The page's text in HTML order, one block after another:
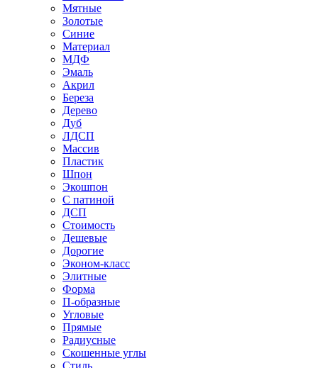
Мятные
Золотые
Синие
Материал
МДФ
Эмаль
Акрил
Береза
Дерево
Дуб
ЛДСП
Массив
Пластик
Шпон
Экошпон
С патиной
ДСП
Стоимость
Дешевые
Дорогие
Эконом-класс
Элитные
Форма
П-образные
Угловые
Прямые
Радиусные
Скошенные углы
Стиль